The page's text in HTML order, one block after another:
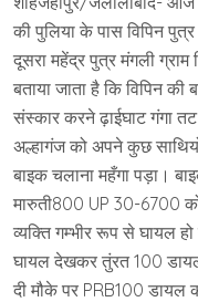
की पुलिया के पास विपिन
दूसरा महेंद्र पुत्र मंगली ग्राम
बताया जाता है कि विपिन
संस्कार करने ढ़ाईघाट गंगा
अल्हागंज को अपने कुछ
बाइक चलाना महँगा पड़ा।
मारुती800 UP 30-6700
व्यक्ति गम्भीर रूप से घायल
घायल देखकर तुंरत 100
दी मौके पर PRB100 डायल